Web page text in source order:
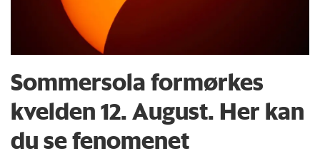
Sommersola formørkes
kvelden 12. August. Her kan
du se fenomenet